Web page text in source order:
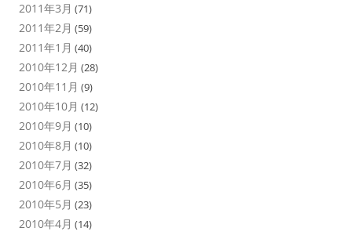
2011年3月 (71)
2011年2月 (59)
2011年1月 (40)
2010年12月 (28)
2010年11月 (9)
2010年10月 (12)
2010年9月 (10)
2010年8月 (10)
2010年7月 (32)
2010年6月 (35)
2010年5月 (23)
2010年4月 (14)